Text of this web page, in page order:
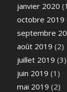
janvier 2020
octobre 2019
septembre
août 2019 (2)
juillet 2019 (3)
juin 2019 (1)
mai 2019 (2)